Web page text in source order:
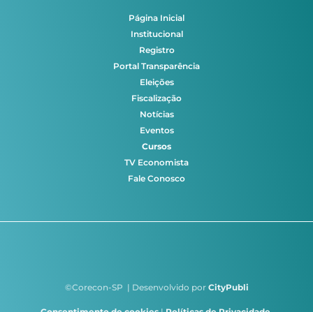
Página Inicial
Institucional
Registro
Portal Transparência
Eleições
Fiscalização
Notícias
Eventos
Cursos
TV Economista
Fale Conosco
©Corecon-SP | Desenvolvido por CityPubli